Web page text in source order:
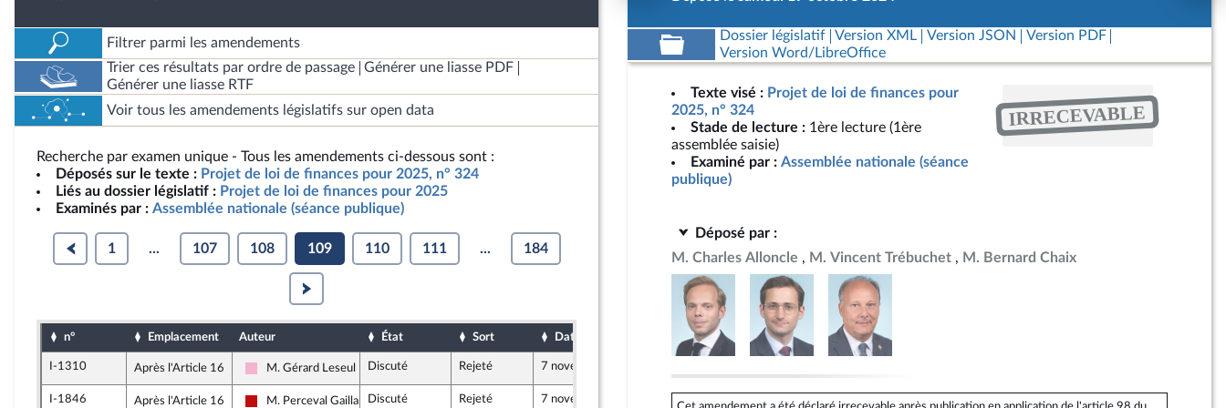
Filtrer parmi les amendements
Trier ces résultats par ordre de passage
Générer une liasse PDF
Générer une liasse RTF
Voir tous les amendements législatifs sur open data
Recherche par examen unique - Tous les amendements ci-dessous sont :
Déposés sur le texte : Projet de loi de finances pour 2025, n° 324
Liés au dossier législatif : Projet de loi de finances pour 2025
Examinés par : Assemblée nationale (séance publique)
1 ... 107 108 109 110 111 ... 184
n° Emplacement Auteur État Sort Date d'examen Date de dépôt
I-1310 Après l'Article 16
Socialistes et apparentés
M. Gérard Leseul Discuté Rejeté 7 novembre 2024
I-1846 Après l'Article 16 M. Perceval GaillardDiscuté Rejeté 7 novembre 2024 18 octobre 2024
Dossier législatif Version XML Version JSON
Version PDF
Version Word/LibreOffice
Texte visé : Projet de loi de finances pour
2025, n° 324
Stade de lecture : 1ère lecture (1ère
assemblée saisie)
Examiné par : Assemblée nationale (séance
publique)
IRRECEVABLE
Déposé par :
M. Charles Alloncle
M. Vincent Trébuchet M. Bernard Chaix